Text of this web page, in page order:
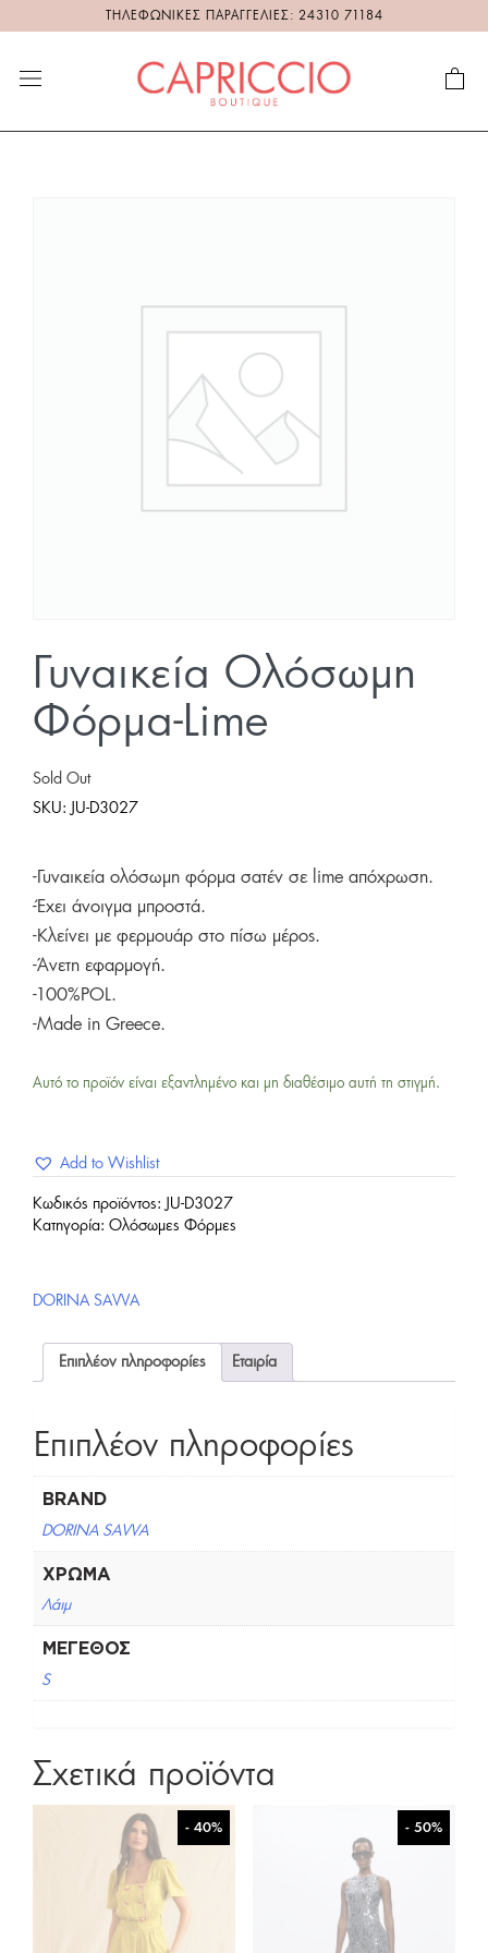
ΤΗΛΕΦΩΝΙΚΕΣ ΠΑΡΑΓΓΕΛΙΕΣ: 24310 71184
Γυναικεία Ολόσωμη
Φόρμα-Lime
Sold Out
SKU:
JU-D3027
-Γυναικεία ολόσωμη φόρμα σατέν σε lime απόχρωση.
-Έχει άνοιγμα μπροστά.
-Κλείνει με φερμουάρ στο πίσω μέρος.
-Άνετη εφαρμογή.
-100%POL.
-Made in Greece.
Αυτό το προϊόν είναι εξαντλημένο και μη διαθέσιμο αυτή τη στιγμή.
Add to Wishlist
Κωδικός προϊόντος:
JU-D3027
Κατηγορία: Ολόσωμες Φόρμες
DORINA SAVVA
Επιπλέον πληροφορίες Εταιρία
Επιπλέον πληροφορίες
BRAND
DORINA SAVVA
ΧΡΏΜΑ
Λάιμ
ΜΈΓΕΘΟΣ
S
Σχετικά προϊόντα
- 40% - 50%